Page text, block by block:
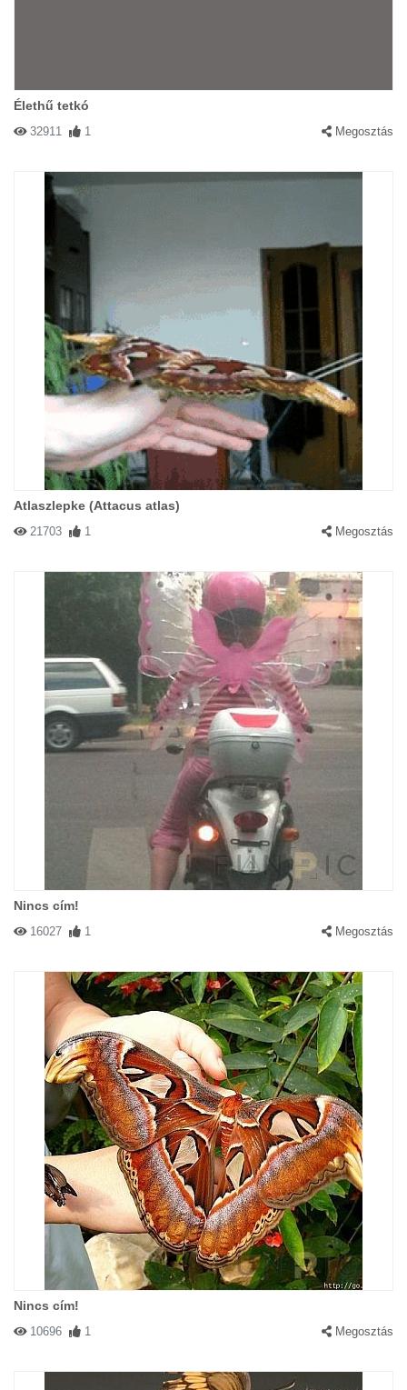
Élethű tetkó
32911 1 Megosztás
Atlaszlepke (Attacus atlas)
21703 1 Megosztás
Nincs cím!
16027 1 Megosztás
Nincs cím!
10696 1 Megosztás